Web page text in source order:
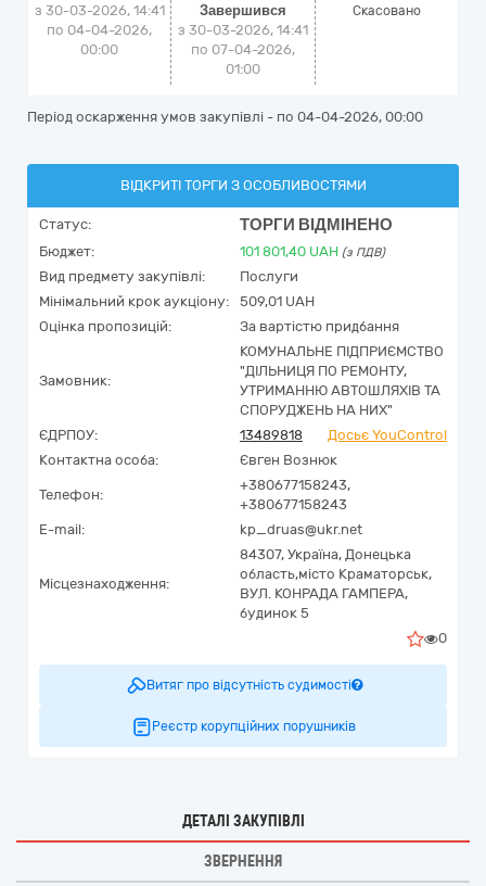
з 30-03-2026, 14:41
по 04-04-2026,
00:00
Завершився
з 30-03-2026, 14:41
по 07-04-2026,
01:00
Cкасовано
Період оскарження умов закупівлі - по 04-04-2026, 00:00
ВІДКРИТІ ТОРГИ З ОСОБЛИВОСТЯМИ
Статус: ТОРГИ ВІДМІНЕНО
Бюджет: 101 801,40 UAH (з ПДВ)
Вид предмету закупівлі:
Послуги
Мінімальний крок аукціону:
509,01 UAH
Оцінка пропозицій:
За вартістю придбання
Замовник:
КОМУНАЛЬНЕ ПІДПРИЄМСТВО
"ДІЛЬНИЦЯ ПО РЕМОНТУ,
УТРИМАННЮ АВТОШЛЯХІВ ТА
СПОРУДЖЕНЬ НА НИХ"
ЄДРПОУ:
13489818
Досьє YouControl
Контактна особа:
Євген Вознюк
Телефон:
+380677158243,
+380677158243
E-mail:
kp_druas@ukr.net
Місцезнаходження:
84307, Україна, Донецька
область,місто Краматорськ,
ВУЛ. КОНРАДА ГАМПЕРА,
будинок 5
0
Витяг про відсутність судимості
Реєстр корупційних порушників
ДЕТАЛІ ЗАКУПІВЛІ
ЗВЕРНЕННЯ